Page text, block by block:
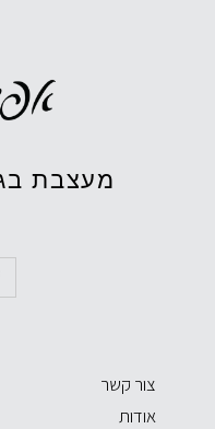
מעצבת
צור קשר
אודות